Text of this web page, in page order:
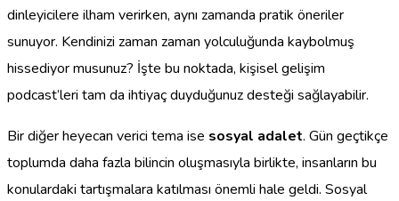
dinleyicilere ilham verirken, aynı zamanda pratik öneriler
sunuyor. Kendinizi zaman zaman yolculuğunda kaybolmuş
hissediyor musunuz? İşte bu noktada, kişisel gelişim
podcast’leri tam da ihtiyaç duyduğunuz desteği sağlayabilir.
Bir diğer heyecan verici tema ise sosyal adalet. Gün geçtikçe
toplumda daha fazla bilincin oluşmasıyla birlikte, insanların bu
konulardaki tartışmalara katılması önemli hale geldi. Sosyal